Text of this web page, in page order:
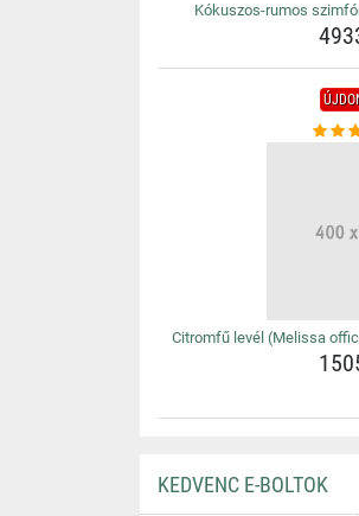
Kókuszos-rumos
Citromfű levél (Melissa
KEDVENC E-BOLTOK